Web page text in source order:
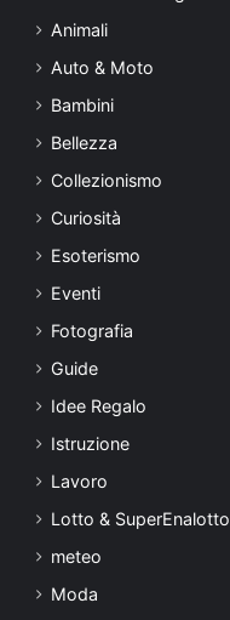
Animali
Auto & Moto
Bambini
Bellezza
Collezionismo
Curiosità
Esoterismo
Eventi
Fotografia
Guide
Idee Regalo
Istruzione
Lavoro
Lotto & SuperEnalotto
meteo
Moda